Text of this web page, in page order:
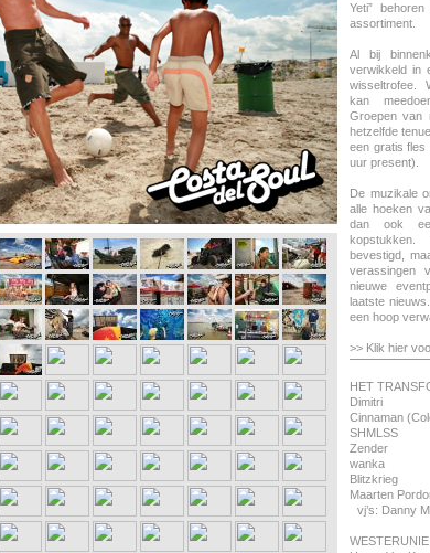
Yeti”
assortiment.
Al bij
verwikkeld in
wisseltrofee.
kan
Groepen van
hetzelfde
een gratis fles
uur present).
De muzikale
alle hoeken
dan ook
bevestigd,
verassingen
nieuwe
laatste
een hoop
>> Klik hier
HET
Dimitri
Cinnaman
SHMLSS
Zender
wanka
Blitzkrieg
Maarten
vj’s: Danny